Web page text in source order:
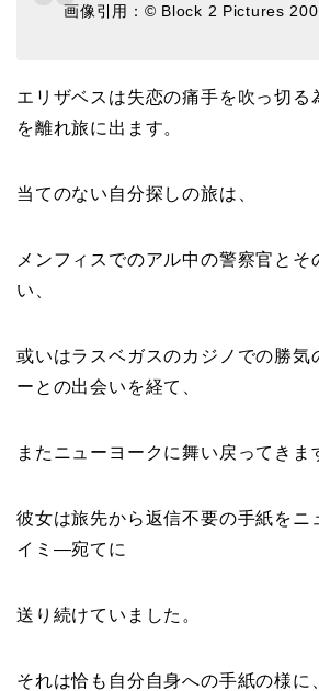
画像引用：© Block 2 Pictures
エリザベスは失恋の痛手を吹っ切る
を離れ旅に出ます。
当てのない自分探しの旅は、
メンフィスでのアル中の警察官とそ
い、
或いはラスベガスのカジノでの勝気
ーとの出会いを経て、
またニューヨークに舞い戻ってきま
彼女は旅先から返信不要の手紙をニ
イミ―宛てに
送り続けていました。
それは恰も自分自身への手紙の様に